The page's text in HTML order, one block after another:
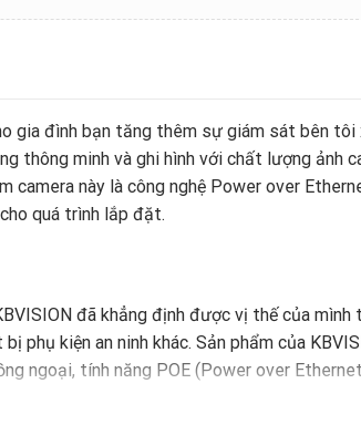
gia đình bạn tăng thêm sự giám sát bên
thông minh và ghi hình với chất lượng
camera này là công nghệ Power over
quá trình lắp đặt.
đã khẳng định được vị thế của
bị phụ kiện an ninh khác. Sản phẩm của
ngoại, tính năng POE (Power over